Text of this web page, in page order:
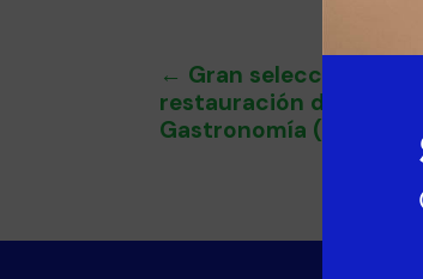
← Gran selección de
restauración del
Gastronomía (ISGEG)